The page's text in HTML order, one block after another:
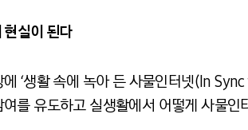
실이 된다
‘생활 속에 녹아 든 사물인터넷(In
를 유도하고 실생활에서 어떻게 사물인